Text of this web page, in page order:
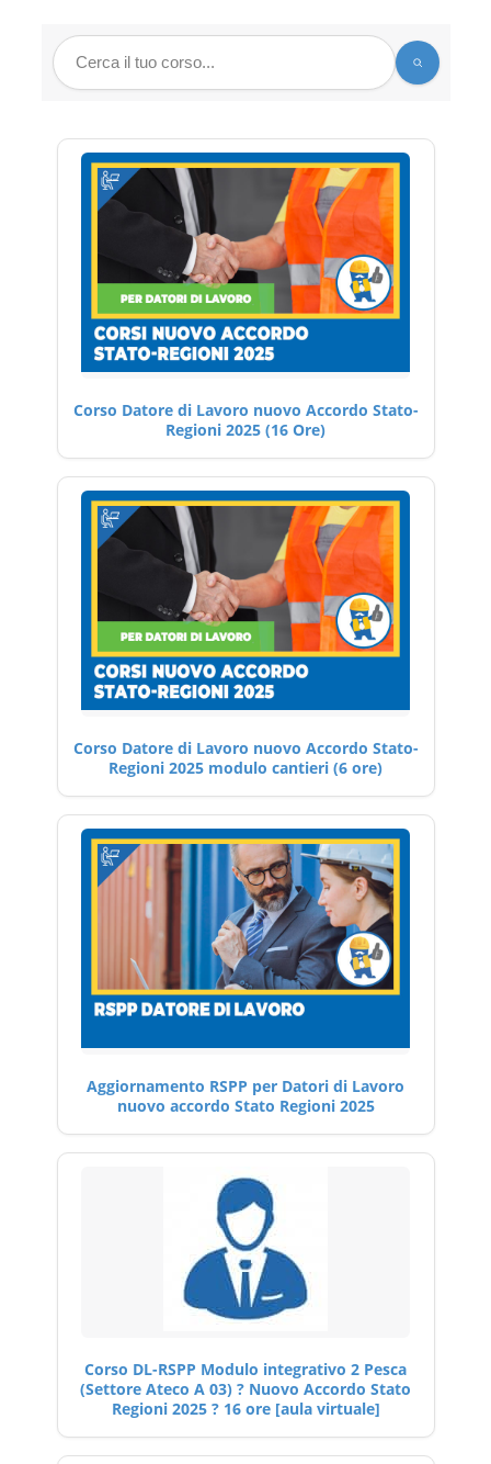
Corso Datore di Lavoro nuovo Accordo Stato-
Regioni 2025 (16 Ore)
Corso Datore di Lavoro nuovo Accordo Stato-
Regioni 2025 modulo cantieri (6 ore)
Aggiornamento RSPP per Datori di Lavoro
nuovo accordo Stato Regioni 2025
Corso DL-RSPP Modulo integrativo 2 Pesca
(Settore Ateco A 03) ? Nuovo Accordo Stato
Regioni 2025 ? 16 ore [aula virtuale]